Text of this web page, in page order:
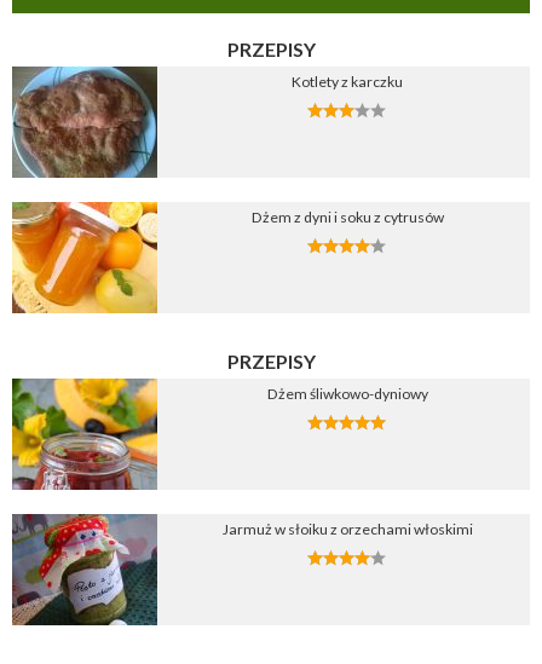
PRZEPISY
Kotlety z karczku
Dżem z dyni i soku z cytrusów
PRZEPISY
Dżem śliwkowo-dyniowy
Jarmuż w słoiku z orzechami włoskimi